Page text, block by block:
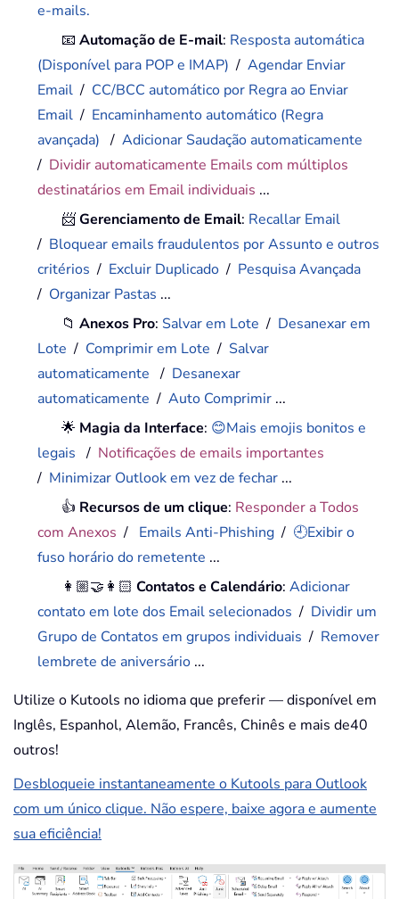
e-mails.
📧Automação de E-mail: Resposta automática
(Disponível para POP e IMAP) /Agendar Enviar
Email / CC/BCC automático por Regra ao Enviar
Email / Encaminhamento automático (Regra
avançada) /Adicionar Saudação automaticamente
/ Dividir automaticamente Emails com múltiplos
destinatários em Email individuais ...
📨Gerenciamento de Email: Recallar Email
/ Bloquear emails fraudulentos por Assunto e outros
critérios / Excluir Duplicado / Pesquisa Avançada
/ Organizar Pastas ...
📁Anexos Pro: Salvar em Lote / Desanexar em
Lote / Comprimir em Lote / Salvar
automaticamente / Desanexar
automaticamente /Auto Comprimir ...
🌟 Magia da Interface: 😊Mais emojis bonitos e
legais / Notificações de emails importantes
/ Minimizar Outlook em vez de fechar ...
👍 Recursos de um clique: Responder a Todos
com Anexos / Emails Anti-Phishing / 🕘Exibir o
fuso horário do remetente ...
👩🏼‍🤝‍👩🏻Contatos e Calendário:Adicionar
contato em lote dos Email selecionados / Dividir um
Grupo de Contatos em grupos individuais / Remover
lembrete de aniversário ...
Utilize o Kutools no idioma que preferir — disponível em
Inglês, Espanhol, Alemão, Francês, Chinês e mais de40
outros!
Desbloqueie instantaneamente o Kutools para Outlook
com um único clique. Não espere, baixe agora e aumente
sua eficiência!